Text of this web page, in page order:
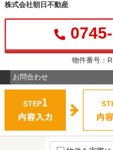
株式会社朝日不動産
物件番号：
お問合わせ